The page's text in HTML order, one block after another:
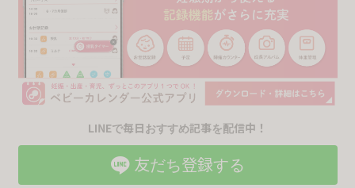
LINEで毎日おすすめ記事を配信中！
友だち登録する